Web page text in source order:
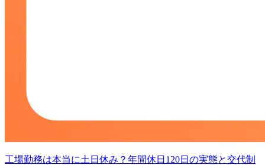
工場勤務は本当に土日休み？年間休日120日の実態と交代制